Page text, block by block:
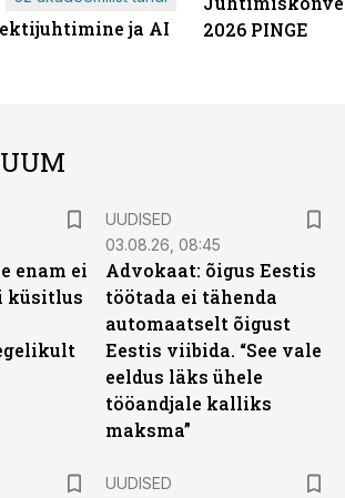
ja AI
2026 PINGE
enam ei
küsitlus
UUDISED
03.08.26, 08:45
Advokaat: õigus Eestis
töötada ei tähenda
automaatselt õigust
Eestis viibida. “See vale
eeldus läks ühele
tööandjale kalliks
maksma”
UUDISED